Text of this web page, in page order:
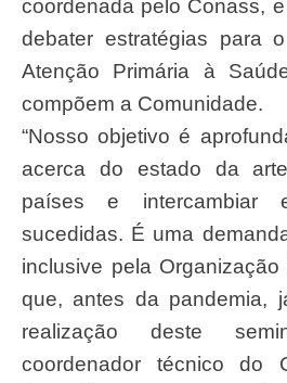
coordenada pelo Conass,
debater estratégias para
Atenção Primária à
compõem a Comunidade.
“Nosso objetivo é aprofundar o conhecimento
acerca do estado da
países e intercambiar
sucedidas. É uma
inclusive pela
que, antes da pandemia,
realização deste
coordenador técnico do